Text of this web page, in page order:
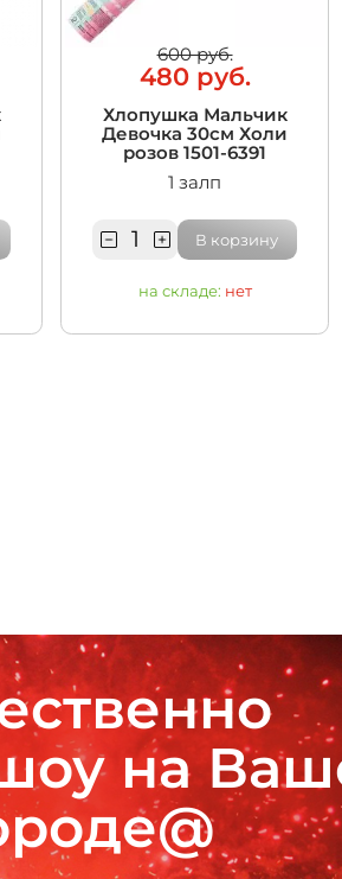
600 руб.
480 руб.
Хлопушка Мальчик
Девочка 30см Холи
розов 1501-6391
1 залп
В корзину
на складе: нет
на